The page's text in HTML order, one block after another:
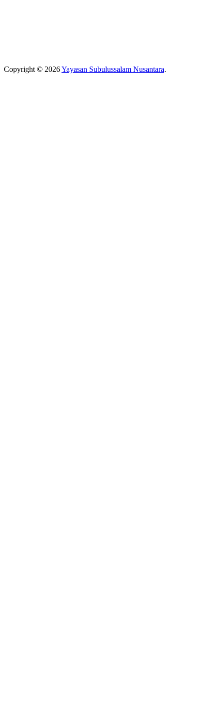
Copyright © 2026Yayasan Subulussalam Nusantara.